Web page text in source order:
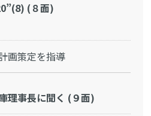
(８面)
画策定を指導
理事長に聞く (９面)